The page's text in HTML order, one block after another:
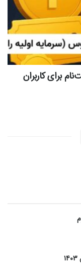
برای کاربران